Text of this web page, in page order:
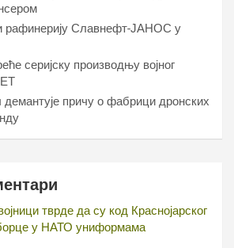
рафинерију Славнефт-ЈАНОС у
серијску производњу војног
причу о фабрици дронских
тврде да су код Краснојарског
у НАТО униформама